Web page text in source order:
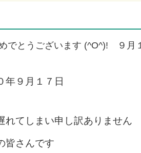
でとうございます (^O^)! ９月
年９月１７日
れてしまい申し訳ありません
皆さんです